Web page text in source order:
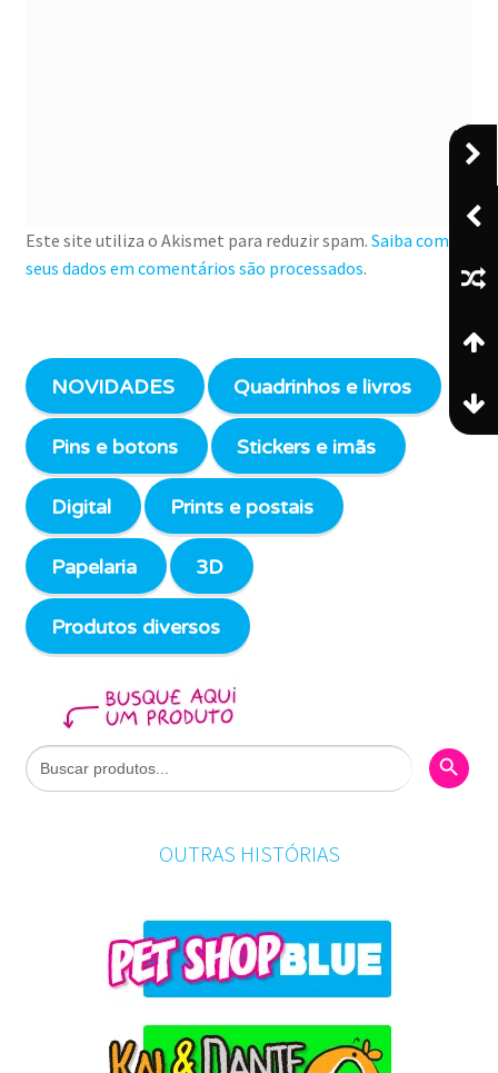
Este site utiliza o Akismet para reduzir spam. Saiba como
seus dados em comentários são processados.
NOVIDADES Quadrinhos e livros
Pins e botons Stickers e imãs
Digital Prints e postais
Papelaria 3D
Produtos diversos
Search
for:
Search
OUTRAS HISTÓRIAS